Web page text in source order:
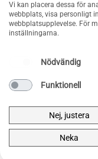
Vi kan placera dessa för
webbplats, visa personligt
webbplatsupplevelse. För
inställningarna.
Nödvändig
Funktionell
Nej, justera
Neka